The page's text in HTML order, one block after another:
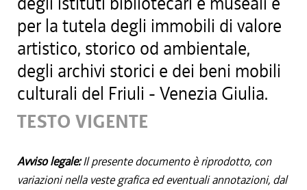
per la tutela degli immobili di valore
artistico, storico od ambientale,
degli archivi storici e dei beni mobili
culturali del Friuli - Venezia Giulia.
TESTO VIGENTE
Avviso legale:Il presente documento è riprodotto, con
variazioni nella veste grafica ed eventuali annotazioni, dal